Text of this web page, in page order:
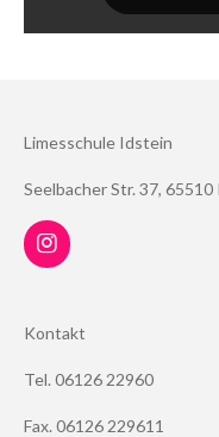
Limesschule Idstein
Seelbacher Str. 37,
I
n
a
r
m
Kontakt
Tel. 06126 22960
Fax. 06126 229611